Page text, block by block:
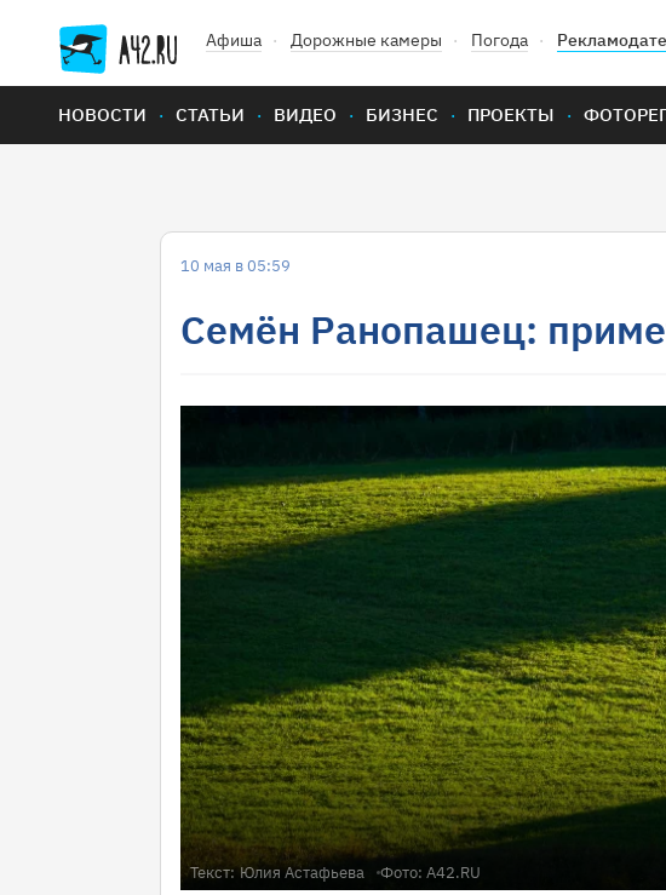
Афиша Дорожные камеры Погода
НОВОСТИ СТАТЬИ ВИДЕО БИЗНЕС ПРОЕКТЫ
10 мая в 05:59
Семён Ранопашец:
Текст: Юлия Астафьева Фото: A42.RU